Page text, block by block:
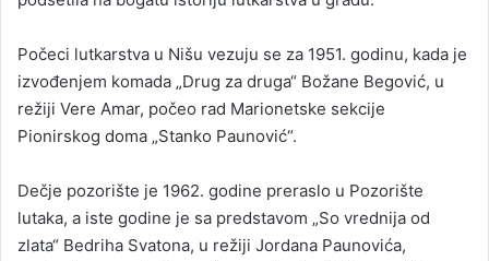
Počeci lutkarstva u Nišu vezuju se za 1951. godinu, kada je
izvođenjem komada „Drug za druga“ Božane Begović, u
režiji Vere Amar, počeo rad Marionetske sekcije
Pionirskog doma „Stanko Paunović“.
Dečje pozorište je 1962. godine preraslo u Pozorište
lutaka, a iste godine je sa predstavom „So vrednija od
zlata“ Bedriha Svatona, u režiji Jordana Paunovića,